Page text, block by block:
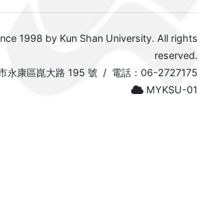
1998 by Kun Shan University. All rights
reserved.
永康區崑大路 195 號 / 電話：06-2727175
MYKSU-01